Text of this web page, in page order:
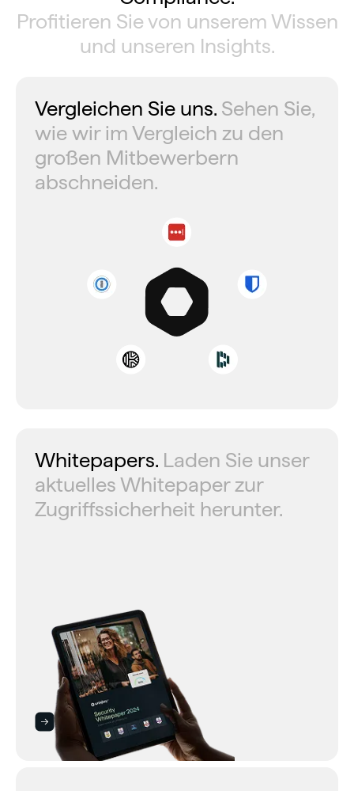
Profitieren Sie von unserem Wissen
und unseren Insights.
Vergleichen Sie uns. Sehen Sie,
wie wir im Vergleich zu den
großen Mitbewerbern
abschneiden.
Whitepapers. Laden Sie unser
aktuelles Whitepaper zur
Zugriffssicherheit herunter.
Whitepapers Ansehen